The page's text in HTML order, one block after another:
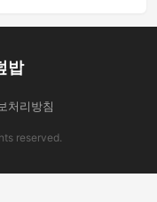
밥
처리방침
reserved.